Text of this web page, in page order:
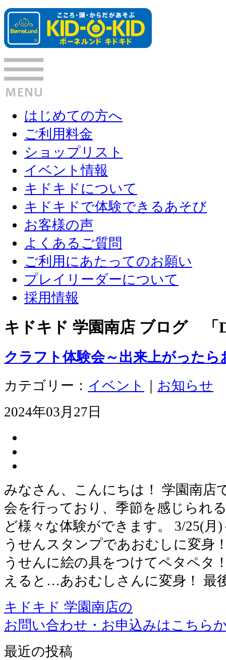
はじめての方へ
ご利用料金
ショップリスト
イベント情報
キドキドについて
キドキドで体験できるあそび
お客様の声
よくあるご質問
ご利用にあたってのお願い
プレイリーダーについて
採用情報
キドキド 学園南店 ブログ 「
クラフト体験会～出来上がったら
カテゴリー： イベント
お知らせ
2024年03月27日
みなさん、こんにちは！ 学園南店
会を行っており、季節を感じられ
ど様々な体験ができます。 3/25(月
うせんスタンプであおむしに変
うせんに絵の具をつけてペタペタ
えると…あおむしさんに変身！ 最
キドキド 学園南店の
お問い合わせ・お申込みはこちら
最近の投稿